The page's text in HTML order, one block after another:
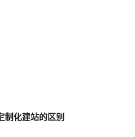
制化建站的区别